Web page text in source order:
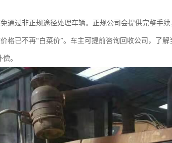
通过非正规途径处理车辆。正规公司会提供完整手续
格已不再“白菜价”。车主可提前咨询回收公司，了解
。